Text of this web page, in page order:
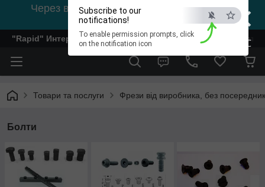
×
ESC
Subscribe to our
notifications!
To enable permission prompts, click
on the notification icon
Через відсутність світла, зв'язок на viber
0978002056
"Rapid" Интернет-магазин деревообрабатывающего
Товари та послуги Фрези від виробника, без
Болти